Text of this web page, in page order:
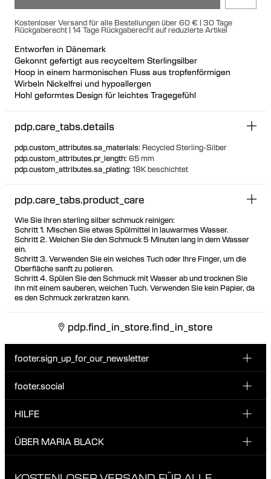
Kostenloser Versand für alle Bestellungen über 60 € | 30 Tage
Rückgaberecht | 14 Tage Rückgaberecht auf reduzierte Artikel
Entworfen in Dänemark
Gekonnt gefertigt aus recyceltem Sterlingsilber
Hoop in einem harmonischen Fluss aus tropfenförmigen
Wirbeln Nickelfrei und hypoallergen
Hohl geformtes Design für leichtes Tragegefühl
Kann von hinten nach vorne gestylt werden
pdp.care_tabs.details
pdp.custom_attributes.sa_materials: Recycled Sterling-Silber
pdp.custom_attributes.pr_length: 65 mm
pdp.custom_attributes.sa_plating: 18K beschichtet
pdp.care_tabs.product_care
Wie Sie ihren sterling silber schmuck reinigen:
Schritt 1. Mischen Sie etwas Spülmittel in lauwarmes Wasser.
Schritt 2. Weichen Sie den Schmuck 5 Minuten lang in dem Wasser
ein.
Schritt 3. Verwenden Sie ein weiches Tuch oder Ihre Finger, um die
Oberfläche sanft zu polieren.
Schritt 4. Spülen Sie den Schmuck mit Wasser ab und trocknen Sie
ihn mit einem sauberen, weichen Tuch. Verwenden Sie kein Papier, da
es den Schmuck zerkratzen kann.
pdp.find_in_store.find_in_store
footer.sign_up_for_our_newsletter
Melde dich für unseren Newsletter an und erhalte 10 %
footer.social
INSTAGRAM
TIKTOK
HILFE
KUNDENSERVICE & KONTAKT
ÜBER MARIA BLACK